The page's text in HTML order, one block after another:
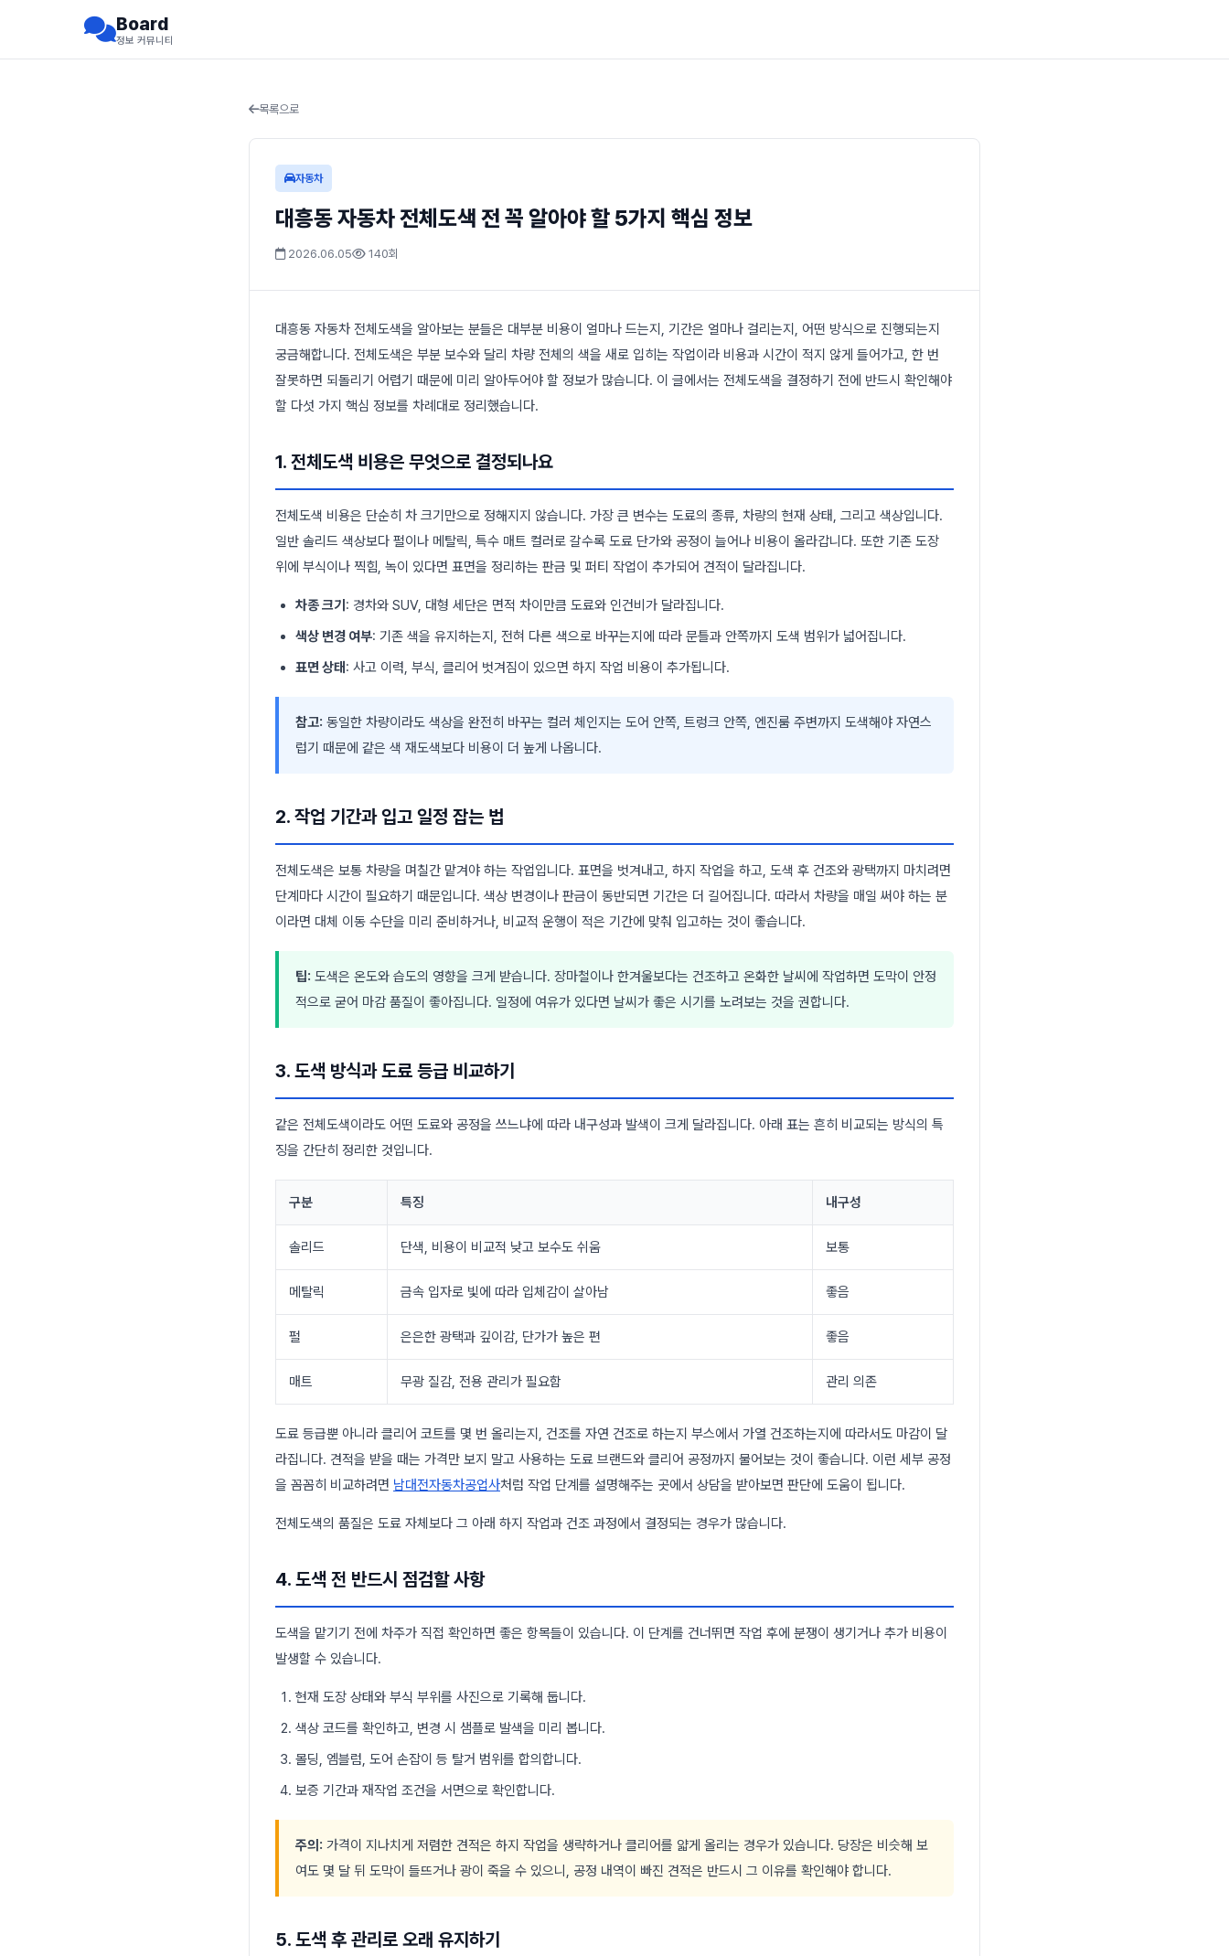
Board
정보 커뮤니티
목록으로
자동차
대흥동 자동차 전체도색 전 꼭 알아야 할 5가지 핵심 정보
2026.06.05 140회
대흥동 자동차 전체도색을 알아보는 분들은 대부분 비용이 얼마나 드는지, 기간은 얼마나 걸리는지, 어떤 방식으로 진행되는지
궁금해합니다. 전체도색은 부분 보수와 달리 차량 전체의 색을 새로 입히는 작업이라 비용과 시간이 적지 않게 들어가고, 한 번
잘못하면 되돌리기 어렵기 때문에 미리 알아두어야 할 정보가 많습니다. 이 글에서는 전체도색을 결정하기 전에 반드시 확인해야
할 다섯 가지 핵심 정보를 차례대로 정리했습니다.
1. 전체도색 비용은 무엇으로 결정되나요
전체도색 비용은 단순히 차 크기만으로 정해지지 않습니다. 가장 큰 변수는 도료의 종류, 차량의 현재 상태, 그리고 색상입니다.
일반 솔리드 색상보다 펄이나 메탈릭, 특수 매트 컬러로 갈수록 도료 단가와 공정이 늘어나 비용이 올라갑니다. 또한 기존 도장
위에 부식이나 찍힘, 녹이 있다면 표면을 정리하는 판금 및 퍼티 작업이 추가되어 견적이 달라집니다.
차종 크기 : 경차와 SUV, 대형 세단은 면적 차이만큼 도료와 인건비가 달라집니다.
색상 변경 여부: 기존 색을 유지하는지, 전혀 다른 색으로 바꾸는지에 따라 문틀과 안쪽까지 도색 범위가 넓어집니다.
표면 상태 : 사고 이력, 부식, 클리어 벗겨짐이 있으면 하지 작업 비용이 추가됩니다.
참고: 동일한 차량이라도 색상을 완전히 바꾸는 컬러 체인지는 도어 안쪽, 트렁크 안쪽, 엔진룸 주변까지 도색해야 자연스
럽기 때문에 같은 색 재도색보다 비용이 더 높게 나옵니다.
2. 작업 기간과 입고 일정 잡는 법
전체도색은 보통 차량을 며칠간 맡겨야 하는 작업입니다. 표면을 벗겨내고, 하지 작업을 하고, 도색 후 건조와 광택까지 마치려면
단계마다 시간이 필요하기 때문입니다. 색상 변경이나 판금이 동반되면 기간은 더 길어집니다. 따라서 차량을 매일 써야 하는 분
이라면 대체 이동 수단을 미리 준비하거나, 비교적 운행이 적은 기간에 맞춰 입고하는 것이 좋습니다.
팁: 도색은 온도와 습도의 영향을 크게 받습니다. 장마철이나 한겨울보다는 건조하고 온화한 날씨에 작업하면 도막이 안정
적으로 굳어 마감 품질이 좋아집니다. 일정에 여유가 있다면 날씨가 좋은 시기를 노려보는 것을 권합니다.
3. 도색 방식과 도료 등급 비교하기
같은 전체도색이라도 어떤 도료와 공정을 쓰느냐에 따라 내구성과 발색이 크게 달라집니다. 아래 표는 흔히 비교되는 방식의 특
징을 간단히 정리한 것입니다.
구분 특징 내구성
솔리드 단색, 비용이 비교적 낮고 보수도 쉬움 보통
메탈릭 금속 입자로 빛에 따라 입체감이 살아남 좋음
펄 은은한 광택과 깊이감, 단가가 높은 편 좋음
매트 무광 질감, 전용 관리가 필요함 관리 의존
도료 등급뿐 아니라 클리어 코트를 몇 번 올리는지, 건조를 자연 건조로 하는지 부스에서 가열 건조하는지에 따라서도 마감이 달
라집니다. 견적을 받을 때는 가격만 보지 말고 사용하는 도료 브랜드와 클리어 공정까지 물어보는 것이 좋습니다. 이런 세부 공정
을 꼼꼼히 비교하려면 남대전자동차공업사처럼 작업 단계를 설명해주는 곳에서 상담을 받아보면 판단에 도움이 됩니다.
전체도색의 품질은 도료 자체보다 그 아래 하지 작업과 건조 과정에서 결정되는 경우가 많습니다.
4. 도색 전 반드시 점검할 사항
도색을 맡기기 전에 차주가 직접 확인하면 좋은 항목들이 있습니다. 이 단계를 건너뛰면 작업 후에 분쟁이 생기거나 추가 비용이
발생할 수 있습니다.
현재 도장 상태와 부식 부위를 사진으로 기록해 둡니다.
색상 코드를 확인하고, 변경 시 샘플로 발색을 미리 봅니다.
몰딩, 엠블럼, 도어 손잡이 등 탈거 범위를 합의합니다.
보증 기간과 재작업 조건을 서면으로 확인합니다.
주의: 가격이 지나치게 저렴한 견적은 하지 작업을 생략하거나 클리어를 얇게 올리는 경우가 있습니다. 당장은 비슷해 보
여도 몇 달 뒤 도막이 들뜨거나 광이 죽을 수 있으니, 공정 내역이 빠진 견적은 반드시 그 이유를 확인해야 합니다.
5. 도색 후 관리로 오래 유지하기